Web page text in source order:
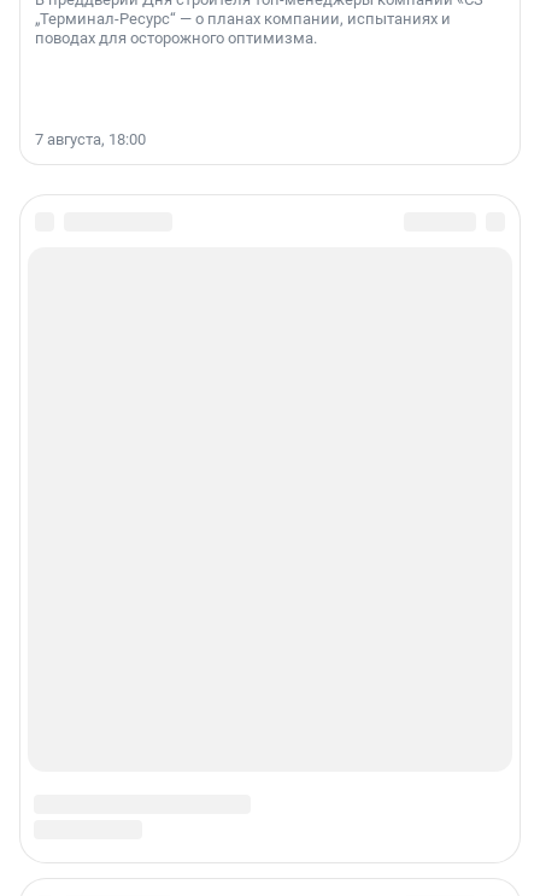
„Терминал-Ресурс“ — о планах компании, испытаниях и
поводах для осторожного оптимизма.
7 августа, 18:00